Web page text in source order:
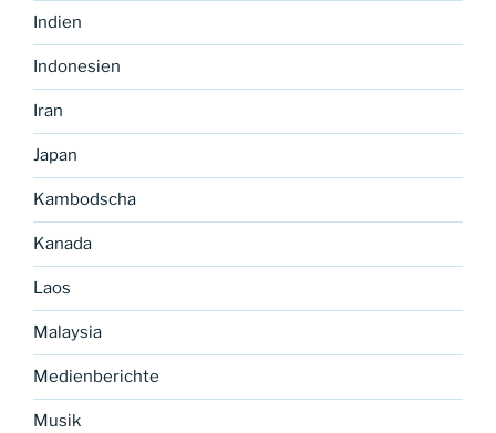
Indien
Indonesien
Iran
Japan
Kambodscha
Kanada
Laos
Malaysia
Medienberichte
Musik